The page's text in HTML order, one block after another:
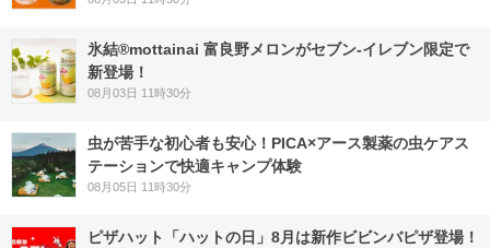
氷結®mottainai 富良野メロンがセブン‐イレブン限定で
新登場！
08月03日 11時30分
虫が苦手な初心者も安心！PICA×アース製薬の虫ケアス
テーションで快適キャンプ体験
08月05日 11時30分
ピザハット「ハットの日」8月は新作ビビンバピザ登場！